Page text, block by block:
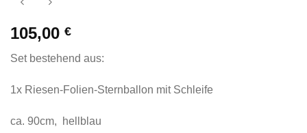
105,00 €
Set bestehend aus:
1x Riesen-Folien-Sternballon mit Schleife
ca. 90cm, hellblau